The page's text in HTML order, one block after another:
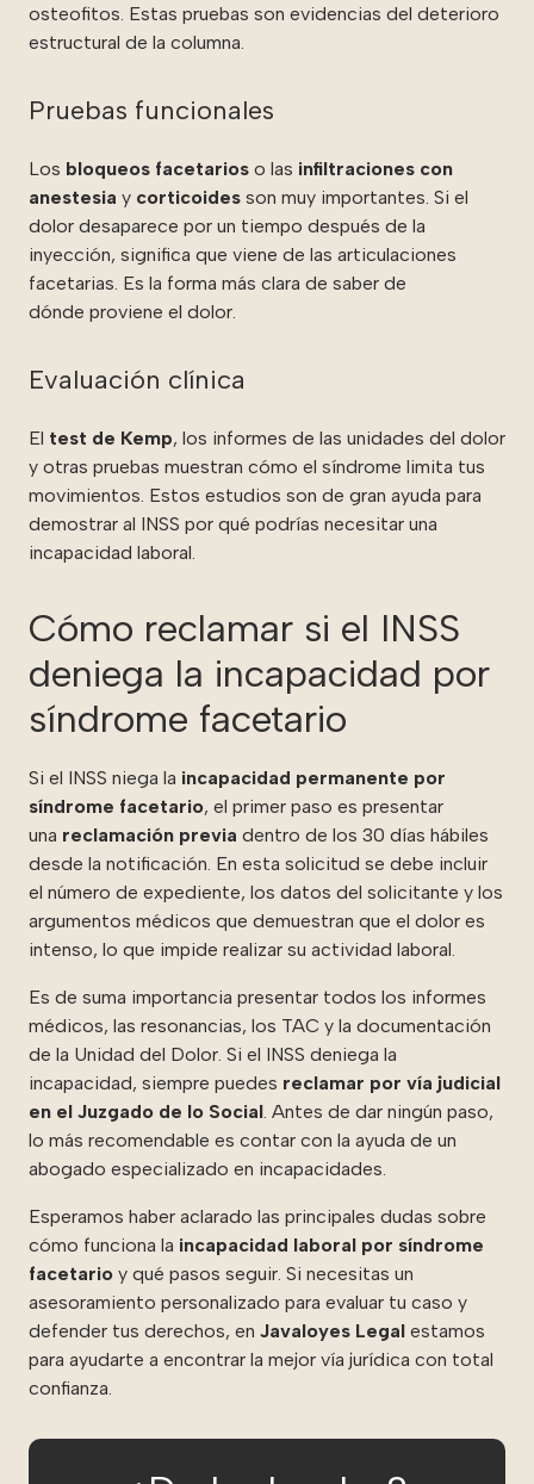
osteofitos. Estas pruebas son evidencias del deterioro
estructural de la columna.
Pruebas funcionales
Los bloqueos facetarios o las infiltraciones con
anestesia y corticoides son muy importantes. Si el
dolor desaparece por un tiempo después de la
inyección, significa que viene de las articulaciones
facetarias. Es la forma más clara de saber de
dónde proviene el dolor.
Evaluación clínica
El test de Kemp, los informes de las unidades del dolor
y otras pruebas muestran cómo el síndrome limita tus
movimientos. Estos estudios son de gran ayuda para
demostrar al INSS por qué podrías necesitar una
incapacidad laboral.
Cómo reclamar si el INSS
deniega la incapacidad por
síndrome facetario
Si el INSS niega la incapacidad permanente por
síndrome facetario, el primer paso es presentar
una reclamación previa dentro de los 30 días hábiles
desde la notificación. En esta solicitud se debe incluir
el número de expediente, los datos del solicitante y los
argumentos médicos que demuestran que el dolor es
intenso, lo que impide realizar su actividad laboral.
Es de suma importancia presentar todos los informes
médicos, las resonancias, los TAC y la documentación
de la Unidad del Dolor. Si el INSS deniega la
incapacidad, siempre puedes reclamar por vía judicial
en el Juzgado de lo Social. Antes de dar ningún paso,
lo más recomendable es contar con la ayuda de un
abogado especializado en incapacidades.
Esperamos haber aclarado las principales dudas sobre
cómo funciona la incapacidad laboral por síndrome
facetario y qué pasos seguir. Si necesitas un
asesoramiento personalizado para evaluar tu caso y
defender tus derechos, en Javaloyes Legal estamos
para ayudarte a encontrar la mejor vía jurídica con total
confianza.